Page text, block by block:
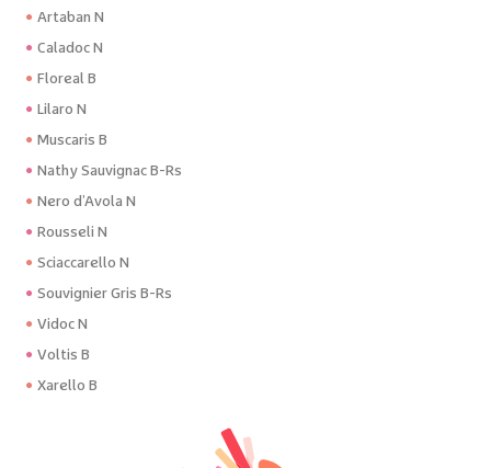
Artaban N
Caladoc N
Floreal B
Lilaro N
Muscaris B
Nathy Sauvignac B-Rs
Nero d’Avola N
Rousseli N
Sciaccarello N
Souvignier Gris B-Rs
Vidoc N
Voltis B
Xarello B